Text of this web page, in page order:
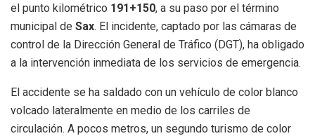
el punto kilométrico 191+150, a su paso por el término
municipal de Sax. El incidente, captado por las cámaras de
control de la Dirección General de Tráfico (DGT), ha obligado
a la intervención inmediata de los servicios de emergencia.
El accidente se ha saldado con un vehículo de color blanco
volcado lateralmente en medio de los carriles de
circulación. A pocos metros, un segundo turismo de color